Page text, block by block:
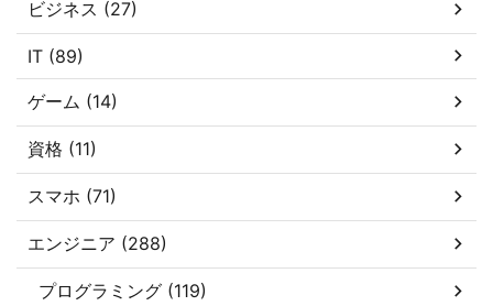
ビジネス (27)
IT (89)
ゲーム (14)
資格 (11)
スマホ (71)
エンジニア (288)
プログラミング (119)